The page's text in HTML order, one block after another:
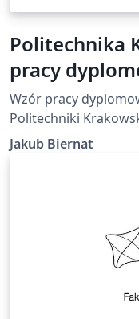
Politechnika
pracy
Wzór pracy
Politechniki Krakowskiej Aktualizacja:
wykonania: 23.07.2025 Na podstawie wzoru z
https://
Jakub Biernat